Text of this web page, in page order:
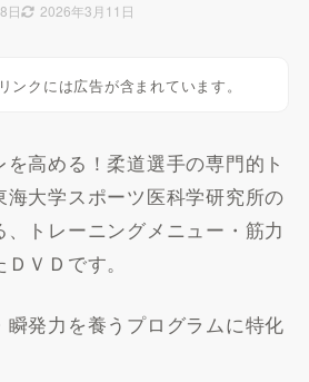
日 2026年3月11日
ンクには広告が含まれています。
を高める！柔道選手の専門的ト
海大学スポーツ医科学研究所の
トレーニングメニュー・筋力
ＶＤです。
発力を養うプログラムに特化